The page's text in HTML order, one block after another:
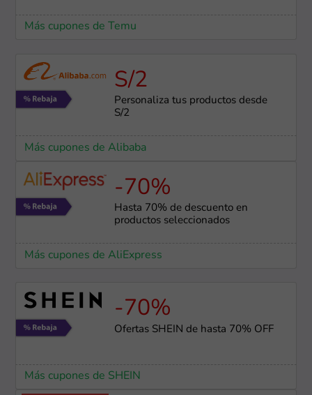
Más cupones de Temu
S/2
Personaliza tus productos desde
S/2
Más cupones de Alibaba
-70%
Hasta 70% de descuento en
productos seleccionados
Más cupones de AliExpress
-70%
Ofertas SHEIN de hasta 70% OFF
Más cupones de SHEIN